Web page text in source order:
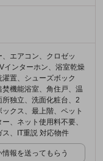
エアコン、クロゼッ
インターホン、浴室乾燥
置、シューズボック
機能浴室、角住戸、温
独立、洗面化粧台、2
クス、最上階、ペット
、ネット使用料不要、
、IT重説 対応物件
報を送ってもらう